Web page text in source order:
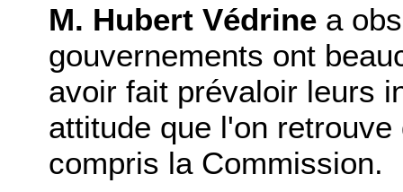
M. Hubert Védrine a
gouvernements ont
avoir fait prévaloir leurs
attitude que l'on
compris la Commission.